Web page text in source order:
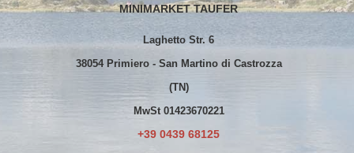
MINIMARKET TAUFER
Laghetto Str. 6
38054 Primiero - San Martino di Castrozza
(TN)
MwSt 01423670221
+39 0439 68125